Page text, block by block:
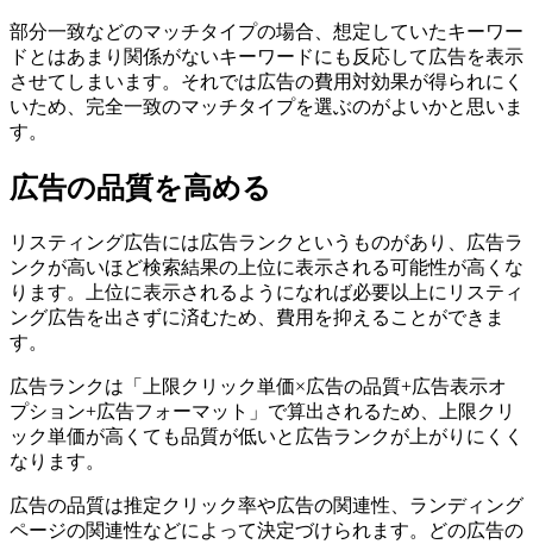
部分一致などのマッチタイプの場合、想定していたキーワー
ドとはあまり関係がないキーワードにも反応して広告を表示
させてしまいます。それでは広告の費用対効果が得られにく
いため、完全一致のマッチタイプを選ぶのがよいかと思いま
す。
広告の品質を高める
リスティング広告には広告ランクというものがあり、広告ラ
ンクが高いほど検索結果の上位に表示される可能性が高くな
ります。
上位に表示されるようになれば必要以上にリスティ
ング広告を出さずに済むため、費用を抑えることができま
す。
広告ランクは「上限クリック単価×広告の品質+広告表示オ
プション+広告フォーマット」で算出されるため、上限クリ
ック単価が高くても品質が低いと広告ランクが上がりにくく
なります。
広告の品質は推定クリック率や広告の関連性、ランディング
ページの関連性などによって決定づけられます。どの広告の